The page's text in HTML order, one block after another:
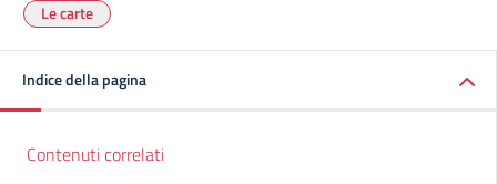
Le carte
Indice della pagina
Contenuti correlati